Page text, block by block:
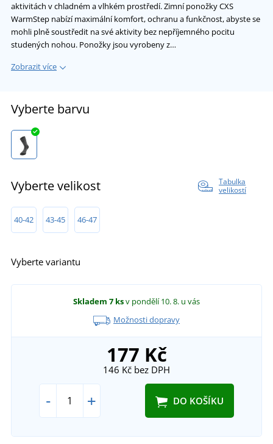
aktivitách v chladném a vlhkém prostředí. Zimní ponožky CXS
WarmStep nabízí maximální komfort, ochranu a funkčnost, abyste se
mohli plně soustředit na své aktivity bez nepříjemného pocitu
studených nohou. Ponožky jsou vyrobeny z…
Zobrazit více
Vyberte barvu
Vyberte velikost
Tabulka
velikostí
40-42 43-45 46-47
Vyberte variantu
Skladem 7 ksv pondělí 10. 8. u vás
Možnosti dopravy
177 Kč
146 Kč bez DPH
- + DO KOŠÍKU